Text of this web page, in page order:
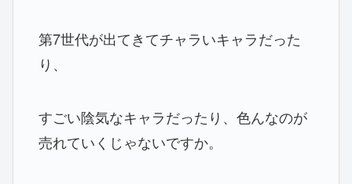
第7世代が出てきてチャラいキャラだった
り、
すごい陰気なキャラだったり、色んなのが
売れていくじゃないですか。